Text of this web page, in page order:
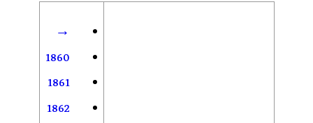
→
1860
1861
1862